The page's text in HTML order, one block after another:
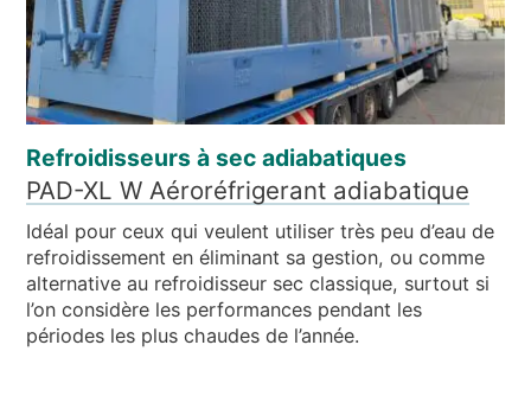
Refroidisseurs à sec adiabatiques
PAD-XL W Aéroréfrigerant adiabatique
Idéal pour ceux qui veulent utiliser très peu d’eau de
refroidissement en éliminant sa gestion, ou comme
alternative au refroidisseur sec classique, surtout si
l’on considère les performances pendant les
périodes les plus chaudes de l’année.